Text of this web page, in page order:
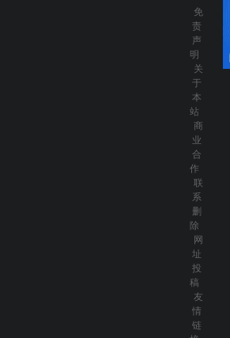
免
责
声
明
关
于
本
站
商
业
合
作
联
系
删
除
网
址
投
稿
友
情
链